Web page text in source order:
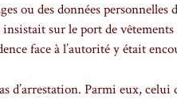
ou des données
sur le port de
face à l’autorité y était
Parmi eux, celui